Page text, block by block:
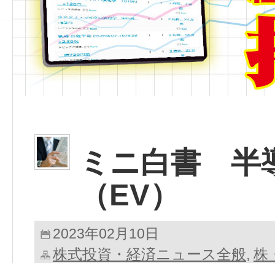
ミニ白書 半
（EV）
2023年02月10日
株式投資・経済ニュース全般, 株